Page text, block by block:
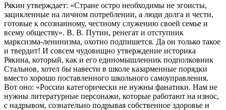
Рякин утверждает: «Стране остро необходимы не эгоисты,
зацикленные на личном потреблении, а люди долга и чести,
готовые к осознанному, честному служению своей семье и
всему обществу». В. В. Путин, ренегат и отступник
марксизма-ленинизма, охотно подпишется. Да он только такое
и твердит! И совсем чудовищно утверждение историка
Рякина, который, как и его единомышленник подполковник
Стальнов, хотел бы навести в школе казарменные порядки
вместо хорошо поставленного школьного самоуправления.
Вот оно: «России категорически не нужны фанатики. Нам не
нужны литературные персонажи, которые работают на износ,
с надрывом, сознательно подрывая собственное здоровье и